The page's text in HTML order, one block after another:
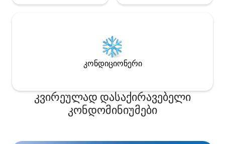
კონდიციონერი
კვირეულად დასაქირავებელი
კონდომინიუმები